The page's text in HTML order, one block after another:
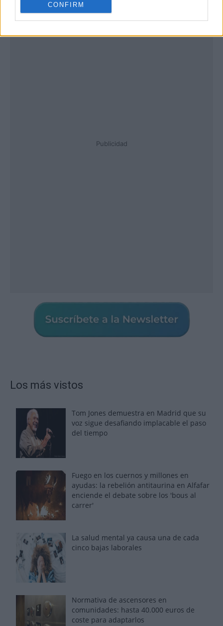
CONFIRM
Publicidad
Los más vistos
Tom Jones demuestra en Madrid que su
voz sigue desafiando implacable el paso
del tiempo
Fuego en los cuernos y millones en
ayudas: la rebelión antitaurina en Alfafar
enciende el debate sobre los 'bous al
carrer'
La salud mental ya causa una de cada
cinco bajas laborales
Normativa de ascensores en
comunidades: hasta 40.000 euros de
coste para adaptarlos